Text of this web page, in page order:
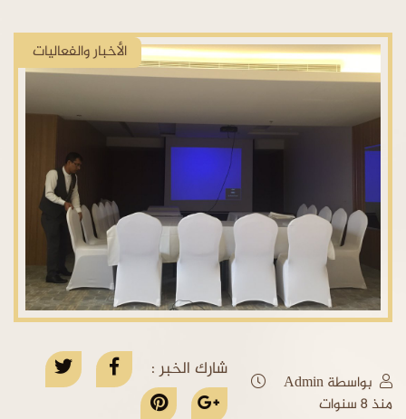
الأخبار والفعاليات
بواسطة Admin
منذ 8 سنوات
شارك الخبر :